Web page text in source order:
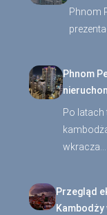
Phnom
Phnom
Po
wkracza…
Przegląd
Kambodży